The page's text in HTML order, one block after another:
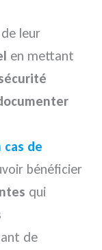
leur
en mettant
de
bénéficier
qui
de